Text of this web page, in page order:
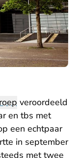
veroordeeld
en tbs met
een echtpaar
in september
met twee